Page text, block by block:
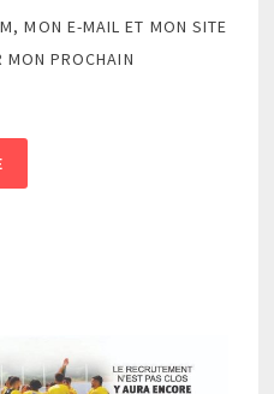
MON E-MAIL ET MON SITE
MON PROCHAIN